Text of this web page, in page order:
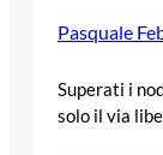
Pasquale
Superati i
solo il via